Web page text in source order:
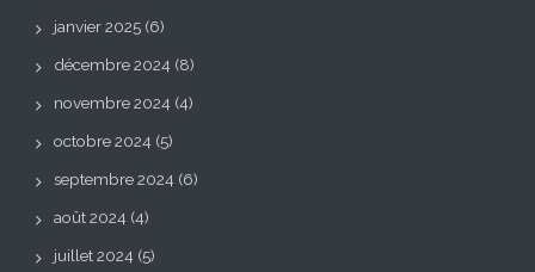
janvier 2025 (6)
décembre 2024 (8)
novembre 2024 (4)
octobre 2024 (5)
septembre 2024 (6)
août 2024 (4)
juillet 2024 (5)